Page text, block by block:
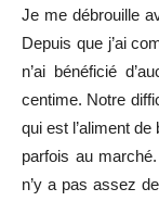
Je me débrouille
Depuis que j’ai
n’ai bénéficié
centime. Notre
qui est l’aliment
parfois au
n’y a pas assez